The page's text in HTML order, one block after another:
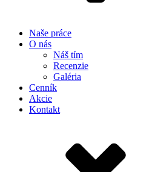
Naše práce
O nás
Náš tím
Recenzie
Galéria
Cenník
Akcie
Kontakt